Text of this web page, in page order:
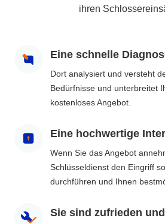
ihren
Eine schnelle
Dort analysiert und versteht
Bedürfnisse und unterbreitet
kostenloses Angebot.
Eine hochwertige
Wenn Sie das Angebot
Schlüsseldienst den Eingriff
durchführen und Ihnen
Sie sind zufrieden